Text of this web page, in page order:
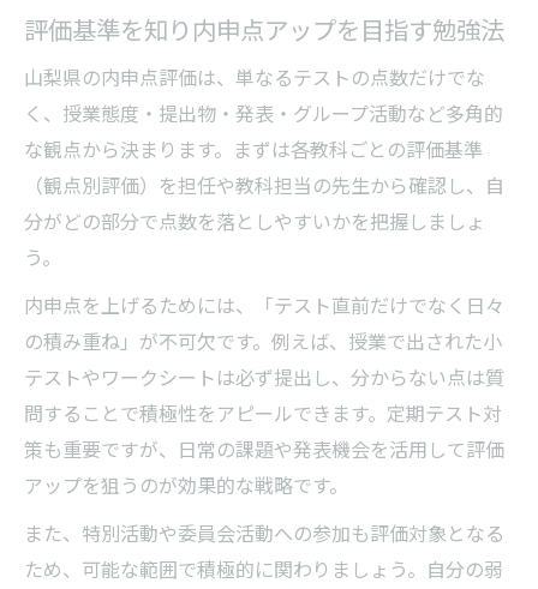
評価基準を知り内申点アップを目指す勉強法
山梨県の内申点評価は、単なるテストの点数だけでな
く、授業態度・提出物・発表・グループ活動など多角的
な観点から決まります。まずは各教科ごとの評価基準
（観点別評価）を担任や教科担当の先生から確認し、自
分がどの部分で点数を落としやすいかを把握しましょ
う。
内申点を上げるためには、「テスト直前だけでなく日々
の積み重ね」が不可欠です。例えば、授業で出された小
テストやワークシートは必ず提出し、分からない点は質
問することで積極性をアピールできます。定期テスト対
策も重要ですが、日常の課題や発表機会を活用して評価
アップを狙うのが効果的な戦略です。
また、特別活動や委員会活動への参加も評価対象となる
ため、可能な範囲で積極的に関わりましょう。自分の弱